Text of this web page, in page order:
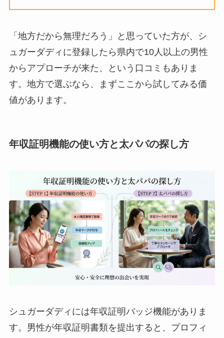
「地方だから無理だろう」と思っていた方が、シ
ュガーダディに登録したら県内で10人以上の男性
からアプローチが来た、という口コミもありま
す。地方で選ぶなら、まずここから試してみる価
値があります。
年収証明機能の使い方と太パパの探し方
シュガーダディには年収証明バッジ機能がありま
す。男性が年収証明書類を提出すると、プロフィ